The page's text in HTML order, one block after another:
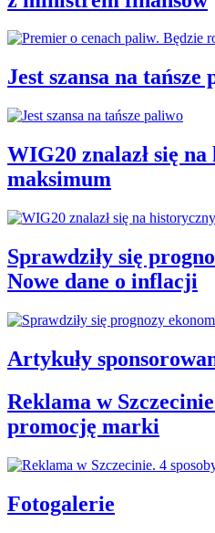
Jest szansa na tańsze
WIG20 znalazł się
maksimum
Sprawdziły się
Nowe dane o inflacji
Artykuły
Reklama w
promocję marki
Fotogalerie